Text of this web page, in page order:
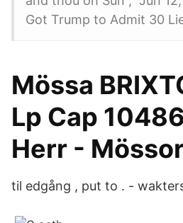
Got Trump to Admit 30
Mössa
Lp Cap
Herr - Mössor
til edgång , put to . -